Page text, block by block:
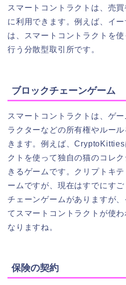
スマートコントラクトは、売買
に利用できます。例えば、イ
は、スマートコントラクトを
行う分散型取引所です。
ブロックチェーンゲーム
スマートコントラクトは、ゲ
ラクターなどの所有権やルー
きます。例えば、
クトを使って独自の猫のコレ
きるゲームです。クリプトキ
ームですが、現在はすでにす
チェーンゲームがありますが
てスマートコントラクトが使
なりますね。
保険の契約